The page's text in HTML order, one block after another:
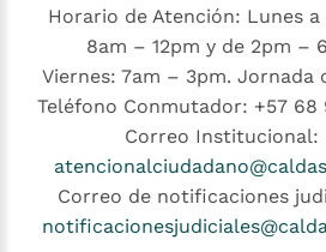
Horario de Atención: Lunes a
8am – 12pm y de 2pm –
Viernes: 7am – 3pm. Jornada
Teléfono Conmutador: +57 68
Correo Institucional:
Correo de notificaciones